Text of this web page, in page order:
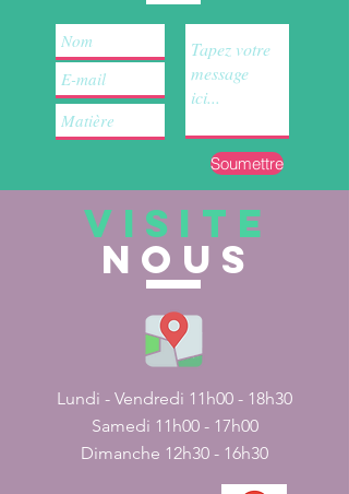
Soumettre
VISITE
nous
Lundi - Vendredi 11h00 - 18h30
Samedi 11h00 - 17h00
Dimanche 12h30 - 16h30